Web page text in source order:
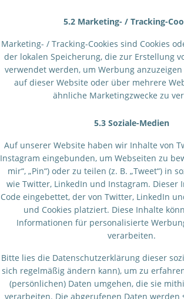
5.2 Marketing- / Tracking-
Marketing- / Tracking-Cookies sind Cookies
der lokalen Speicherung, die zur Erstellung
verwendet werden, um Werbung
auf dieser Website oder über mehrere
ähnliche Marketingzwecke zu
5.3 Soziale-Medien
Auf unserer Website haben wir Inhalte von
Instagram eingebunden, um Webseiten zu
mir“, „Pin“) oder zu teilen (z. B. „Tweet“) in
wie Twitter, LinkedIn und Instagram. Dieser
Code eingebettet, der von Twitter, LinkedIn
und Cookies platziert. Diese Inhalte
Informationen für personalisierte
verarbeiten.
Bitte lies die Datenschutzerklärung dieser
sich regelmäßig ändern kann), um zu
(persönlichen) Daten umgehen, die sie
verarbeiten. Die abgerufenen Daten werden